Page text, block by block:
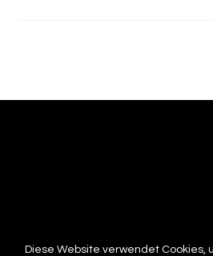
Diese Website verwendet Cookies,